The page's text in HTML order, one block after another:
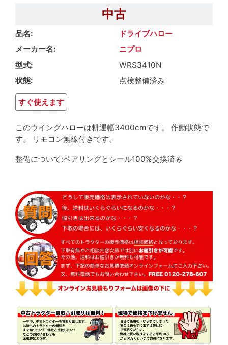
中古
品名
ドライブハロー
メーカー名
ニプロ
型式
WRS3410N
状態
点検整備済み
すぐ使えます
このウイングハローは耕運幅3400cmです。 作動状態で
す。 リモコン無線付きです。
整備について:ベアリングとシール100%交換済み